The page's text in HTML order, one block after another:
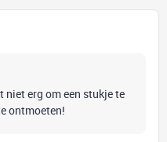
niet erg om een stukje te
ontmoeten!